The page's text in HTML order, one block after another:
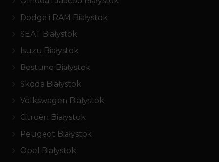
Dodge i RAM Białystok
SEAT Białystok
Isuzu Białystok
Bestune Białystok
Skoda Białystok
Volkswagen Białystok
Citroën Białystok
Peugeot Białystok
Opel Białystok